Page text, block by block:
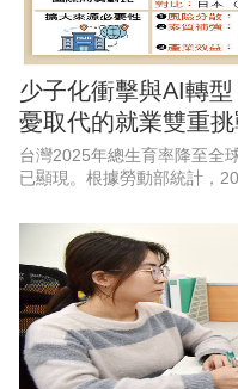
少子化衝擊與AI轉
憂取代的就業雙重
台灣2025年總生育率降至全
已顯現。根據勞動部統計，
內缺工狀況